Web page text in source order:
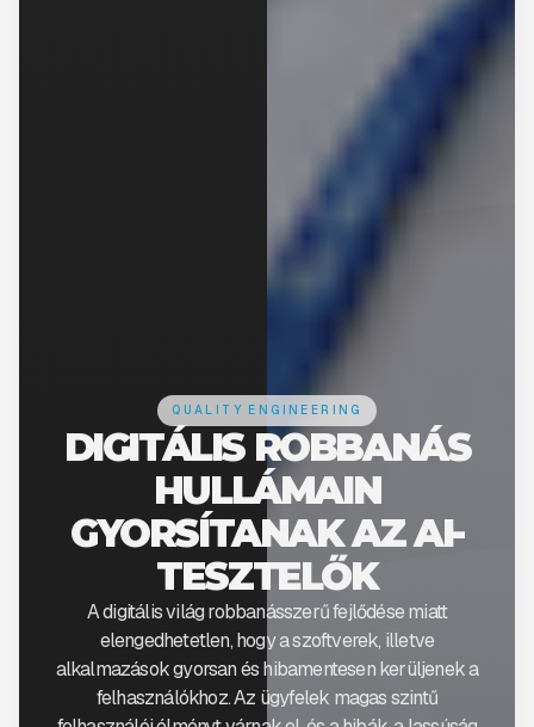
QUALITY ENGINEERING
DIGITÁLIS ROBBANÁS
HULLÁMAIN
GYORSÍTANAK AZ AI-
TESZTELŐK
A digitális világ robbanásszerű fejlődése miatt
elengedhetetlen, hogy a szoftverek, illetve
alkalmazások gyorsan és hibamentesen kerüljenek a
felhasználókhoz. Az ügyfelek magas szintű